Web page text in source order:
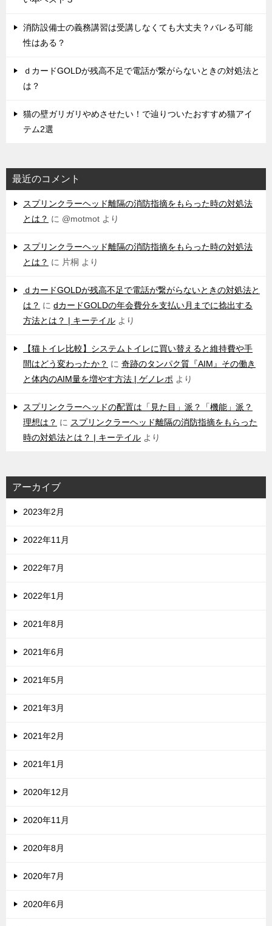
消防設備士の義務講習は受講しなくても大丈夫？バレる可能
性はある？
ｄカードGOLDが残高不足で電話が繋がらないときの対処法と
は？
猫の壁ガリガリやめさせたい！で辿りついたおすすめ猫アイ
テム2選
最近のコメント
スプリンクラーヘッド離隔の消防指摘をもらった時の対処法
とは？ に @motmot より
スプリンクラーヘッド離隔の消防指摘をもらった時の対処法
とは？ に 片桐 より
ｄカードGOLDが残高不足で電話が繋がらないときの対処法と
は？ に dカードGOLDの年会費分を支払い月までに捻出する
方法とは？ | キーテイル より
【猫トイレ比較】システムトイレに買い替えると維持費や手
間はどう変わったか？ に 奇跡のタンパク質『AIM』その働き
と体内のAIM量を増やす方法 | ゲノレポ より
スプリンクラーヘッドの配置は「見た目」派？「機能」派？
理想は？ に スプリンクラーヘッド離隔の消防指摘をもらった
時の対処法とは？ | キーテイル より
アーカイブ
2023年2月
2022年11月
2022年7月
2022年1月
2021年8月
2021年6月
2021年5月
2021年3月
2021年2月
2021年1月
2020年12月
2020年11月
2020年8月
2020年7月
2020年6月